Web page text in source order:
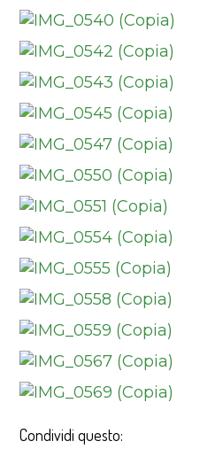
Condividi questo: